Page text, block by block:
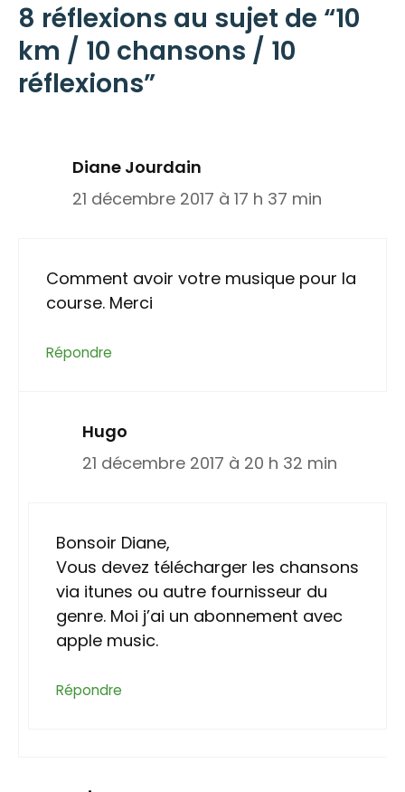
8 réflexions au sujet de “10
km / 10 chansons / 10
réflexions”
Diane Jourdain
21 décembre 2017 à 17 h 37 min
Comment avoir votre musique pour la
course. Merci
Répondre
Hugo
21 décembre 2017 à 20 h 32 min
Bonsoir Diane,
Vous devez télécharger les chansons
via itunes ou autre fournisseur du
genre. Moi j’ai un abonnement avec
apple music.
Répondre